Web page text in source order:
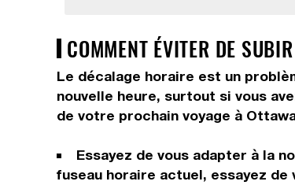
COMMENT ÉVITER DE
Le décalage horaire est un
nouvelle heure, surtout si vous
de votre prochain voyage à
Essayez de vous adapter à la
fuseau horaire actuel, essayez